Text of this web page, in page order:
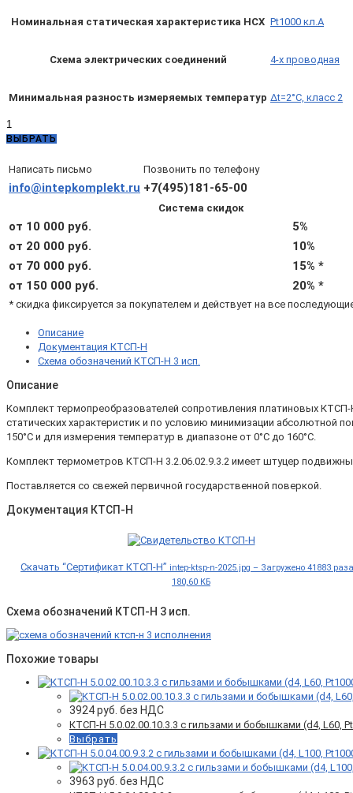
Номинальная статическая характеристика НСХ Pt1000 кл.A
Схема электрических соединений 4-х проводная
Минимальная разность измеряемых температур Δt=2°C, класс 2
Количество
товара
Н
3.2.06.02.9.3.2
(d8,
Pt1000
4х,
Δt=2°C,
подвижный
М20х1,5)
ВЫБРАТЬ
Написать письмо Позвонить по телефону
info@intepkomplekt.ru +7(495)181-65-00
Система скидок
от 10 000 руб.
5%
от 20 000 руб.
10%
от 70 000 руб.
15% *
от 150 000 руб.
20% *
* скидка фиксируется за покупателем и действует на все
Описание
Документация КТСП-Н
Схема обозначений КТСП-Н 3 исп.
Описание
Комплект термопреобразователей сопротивления платиновых КТСП-
статических характеристик и по условию минимизации абсолютной
150°С и для измерения температур в диапазоне от 0°С до 160°С.
Комплект термометров КТСП-Н 3.2.06.02.9.3.2 имеет штуцер
Поставляется со свежей первичной государственной поверкой.
Документация КТСП-Н
Скачать “Сертификат КТСП-Н” intep-ktsp-n-2025.jpg – Загружено 41883
180,60 КБ
Схема обозначений КТСП-Н 3 исп.
Похожие товары
3924руб. без НДС
КТСП-Н 5.0.02.00.10.3.3 с гильзами и бобышками (d4, L60,
Выбрать
3963 руб. без НДС